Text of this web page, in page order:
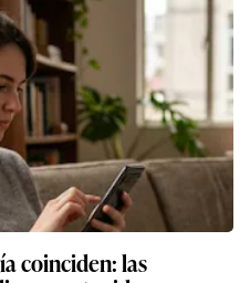
coinciden: las